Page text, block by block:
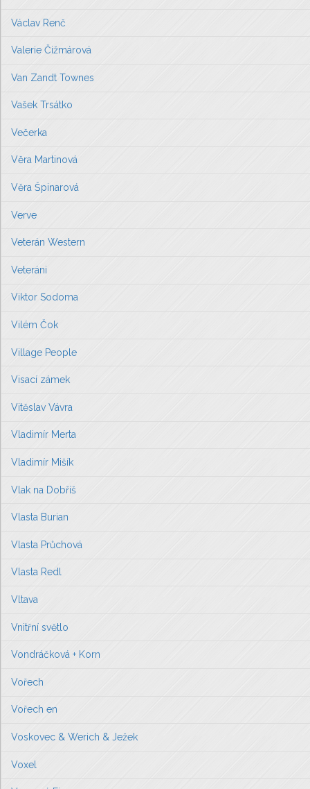
Václav Renč
Valerie Čižmárová
Van Zandt Townes
Vašek Trsátko
Večerka
Věra Martinová
Věra Špinarová
Verve
Veterán Western
Veteráni
Viktor Sodoma
Vilém Čok
Village People
Visací zámek
Vitěslav Vávra
Vladimír Merta
Vladimír Mišík
Vlak na Dobříš
Vlasta Burian
Vlasta Průchová
Vlasta Redl
Vltava
Vnitřní světlo
Vondráčková + Korn
Vořech
Vořech en
Voskovec & Werich & Ježek
Voxel